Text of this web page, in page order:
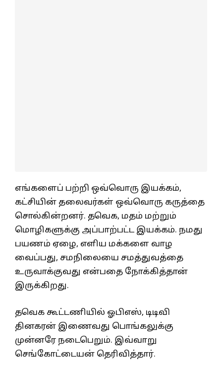
எங்களைப் பற்றி ஒவ்வொரு இயக்கம்,
கட்சியின் தலைவர்கள் ஒவ்வொரு கருத்தை
சொல்கின்றனர். தவெக, மதம் மற்றும்
மொழிகளுக்கு அப்பாற்பட்ட இயக்கம். நமது
பயணம் ஏழை, எளிய மக்களை வாழ
வைப்பது, சமநிலையை சமத்துவத்தை
உருவாக்குவது என்பதை நோக்கித்தான்
இருக்கிறது.
தவெக கூட்டணியில் ஓபிஎஸ், டிடிவி
தினகரன் இணைவது பொங்கலுக்கு
முன்னரே நடைபெறும். இவ்வாறு
செங்கோட்டையன் தெரிவித்தார்.